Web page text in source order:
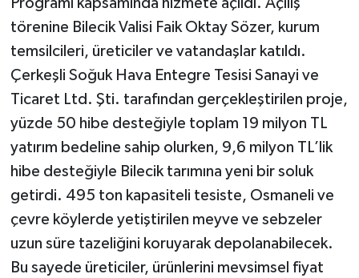
törenine Bilecik Valisi Faik Oktay Sözer, kurum
temsilcileri, üreticiler ve vatandaşlar katıldı.
Çerkeşli Soğuk Hava Entegre Tesisi Sanayi ve
Ticaret Ltd. Şti. tarafından gerçekleştirilen proje,
yüzde 50 hibe desteğiyle toplam 19 milyon TL
yatırım bedeline sahip olurken, 9,6 milyon TL’lik
hibe desteğiyle Bilecik tarımına yeni bir soluk
getirdi. 495 ton kapasiteli tesiste, Osmaneli ve
çevre köylerde yetiştirilen meyve ve sebzeler
uzun süre tazeliğini koruyarak depolanabilecek.
Bu sayede üreticiler, ürünlerini mevsimsel fiyat